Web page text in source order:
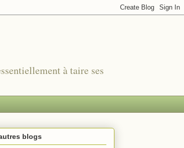
à taire ses
blogs